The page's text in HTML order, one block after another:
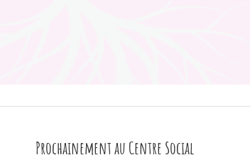
Prochainement au Centre Social